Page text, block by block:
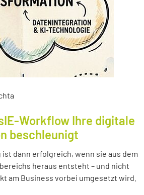
Workflow Ihre digitale
beschleunigt
dann erfolgreich, wenn sie aus dem
heraus entsteht – und nicht
am Business vorbei umgesetzt wird.